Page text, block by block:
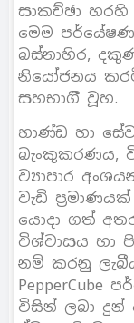
සාකච්ඡා හරහි
මෙම
බස්නාහිර,
නියෝජනය
සහභාගිී වූහ.
භාණ්ඩ හා
බැංකුකරණය,
ව්‍යාපාර
වැඩි
යොදා ගත්
විශ්වාසය හා
නම් කරනු
විසින් ලබා දුන්